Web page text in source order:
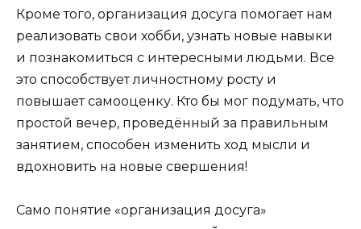
Кроме того, организация досуга помогает нам
реализовать свои хобби, узнать новые навыки
и познакомиться с интересными людьми. Все
это способствует личностному росту и
повышает самооценку. Кто бы мог подумать, что
простой вечер, проведённый за правильным
занятием, способен изменить ход мысли и
вдохновить на новые свершения!
Само понятие «организация досуга»